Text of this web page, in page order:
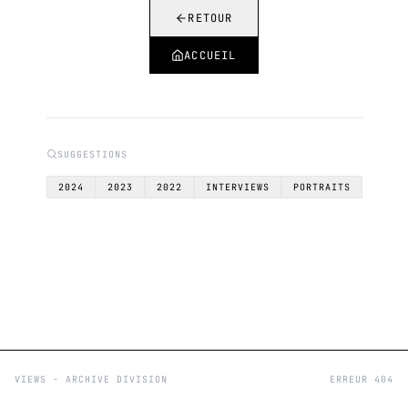
RETOUR
ACCUEIL
SUGGESTIONS
2024 2023 2022 INTERVIEWS PORTRAITS
VIEWS - ARCHIVE DIVISION ERREUR 404